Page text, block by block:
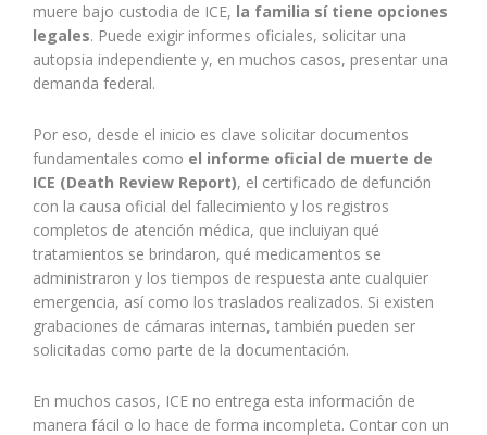
muere bajo custodia de ICE, la familia sí tiene opciones
legales. Puede exigir informes oficiales, solicitar una
autopsia independiente y, en muchos casos, presentar una
demanda federal.
Por eso, desde el inicio es clave solicitar documentos
fundamentales como el informe oficial de muerte de
ICE (Death Review Report), el certificado de defunción
con la causa oficial del fallecimiento y los registros
completos de atención médica, que incluiyan qué
tratamientos se brindaron, qué medicamentos se
administraron y los tiempos de respuesta ante cualquier
emergencia, así como los traslados realizados. Si existen
grabaciones de cámaras internas, también pueden ser
solicitadas como parte de la documentación.
En muchos casos, ICE no entrega esta información de
manera fácil o lo hace de forma incompleta. Contar con un